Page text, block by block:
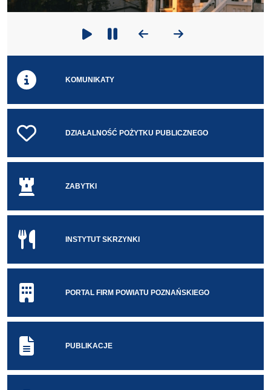
Poprzedni slajdNastępny slajd
KOMUNIKATY
DZIAŁALNOŚĆ POŻYTKU PUBLICZNEGO
ZABYTKI
INSTYTUT SKRZYNKI
PORTAL FIRM POWIATU POZNAŃSKIEGO
PUBLIKACJE